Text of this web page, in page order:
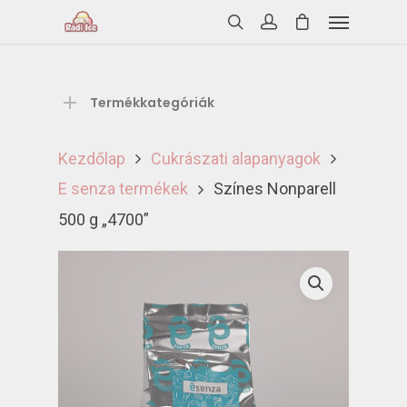
Termékkategóriák
Kezdőlap
Cukrászati alapanyagok
E senza termékek
Színes Nonparell
500 g „4700”